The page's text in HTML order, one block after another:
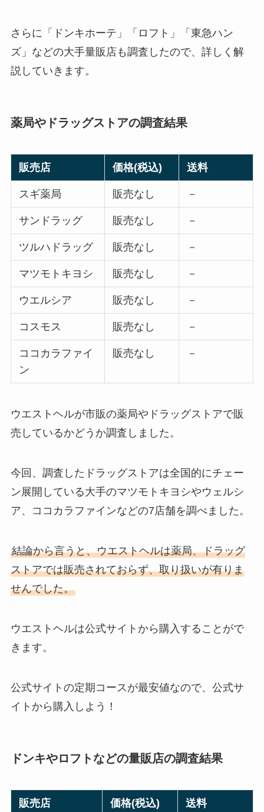
さらに「ドンキホーテ」「ロフト」「東急ハン
ズ」などの大手量販店も調査したので、詳しく解
説していきます。
薬局やドラッグストアの調査結果
販売店 価格(税込) 送料
スギ薬局 販売なし －
サンドラッグ 販売なし －
ツルハドラッグ 販売なし －
マツモトキヨシ 販売なし －
ウエルシア 販売なし －
コスモス 販売なし －
ココカラファイ
ン
販売なし －
ウエストヘルが市販の薬局やドラッグストアで販
売しているかどうか調査しました。
今回、調査したドラッグストアは全国的にチェー
ン展開している大手のマツモトキヨシやウェルシ
ア、ココカラファインなどの7店舗を調べました。
結論から言うと、ウエストヘルは薬局、ドラッグ
ストアでは販売されておらず、取り扱いが有りま
せんでした。
ウエストヘルは公式サイトから購入することがで
きます。
公式サイトの定期コースが最安値なので、公式サ
イトから購入しよう！
ドンキやロフトなどの量販店の調査結果
販売店 価格(税込) 送料